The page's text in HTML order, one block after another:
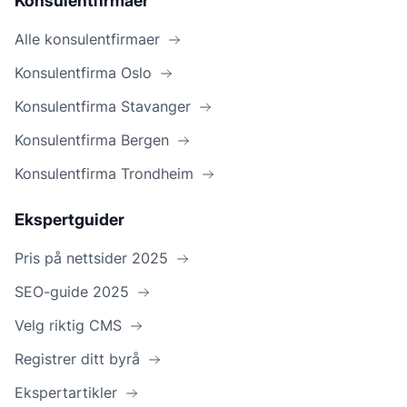
Alle konsulentfirmaer
Konsulentfirma Oslo
Konsulentfirma Stavanger
Konsulentfirma Bergen
Konsulentfirma Trondheim
Ekspertguider
Pris på nettsider 2025
SEO-guide 2025
Velg riktig CMS
Registrer ditt byrå
Ekspertartikler